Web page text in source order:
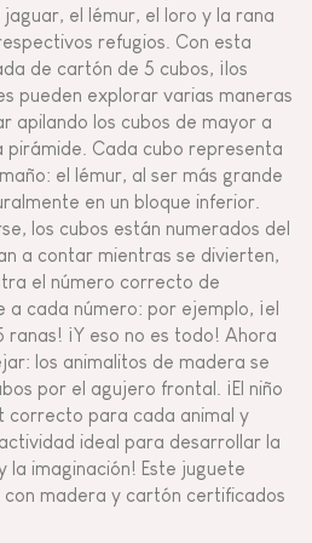
el lémur, el loro y la rana
refugios. Con esta
de cartón de 5 cubos, ¡los
pueden explorar varias maneras
apilando los cubos de mayor a
pirámide. Cada cubo representa
el lémur, al ser más grande
en un bloque inferior.
los cubos están numerados del
a contar mientras se divierten,
el número correcto de
cada número: por ejemplo, ¡el
¡Y eso no es todo! Ahora
los animalitos de madera se
por el agujero frontal. ¡El niño
correcto para cada animal y
ideal para desarrollar la
la imaginación! Este juguete
madera y cartón certificados